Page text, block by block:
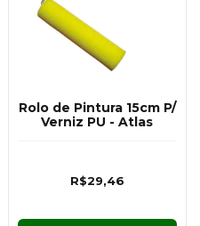
Rolo de Pintura 15cm P/
Verniz PU - Atlas
R$29,46